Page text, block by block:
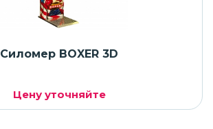
Силомер BOXER 3D
Цену уточняйте